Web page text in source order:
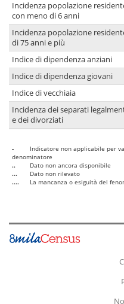
Incidenza popolazione
con meno di 6 anni
Incidenza popolazione
di 75 anni e più
Indice di dipendenza anziani
Indice di dipendenza giovani
Indice di vecchiaia
Incidenza dei separati
e dei divorziati
-
Indicatore non applicabile per
denominatore
..
Dato non ancora disponibile
...
Dato non rilevato
....
La mancanza o esiguità del